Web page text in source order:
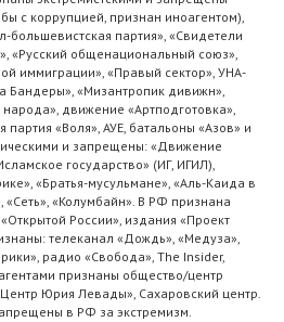
с коррупцией, признан иноагентом),
партия», «Свидетели
«Русский общенациональный союз»,
иммиграции», «Правый сектор», УНА-
Бандеры», «Мизантропик дивижн»,
движение «Артподготовка»,
«Воля», АУЕ, батальоны «Азов» и
и запрещены: «Движение
государство» (ИГ, ИГИЛ),
«Братья-мусульмане», «Аль-Каида в
«Сеть», «Колумбайн». В РФ признана
России», издания «Проект
телеканал «Дождь», «Медуза»,
радио «Свобода», The Insider,
признаны общество/центр
Юрия Левады», Сахаровский центр.
в РФ за экстремизм.